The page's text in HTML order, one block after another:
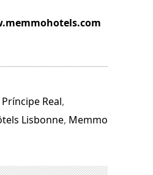
Príncipe Real,
Lisbonne, Memmo